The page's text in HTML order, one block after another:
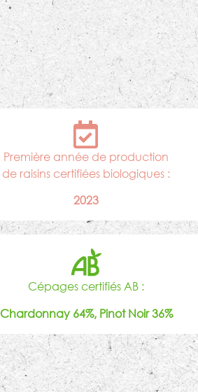
Première année de production
de raisins certifiées biologiques :
2023
Cépages certifiés AB :
Chardonnay 64%, Pinot Noir 36%